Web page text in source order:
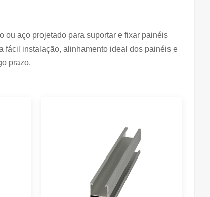
ou aço projetado para suportar e fixar painéis
fácil instalação, alinhamento ideal dos painéis e
prazo.